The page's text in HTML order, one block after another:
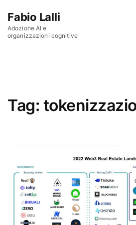
Fabio Lalli
Adozione AI e
organizzazioni cognitive
Tag: